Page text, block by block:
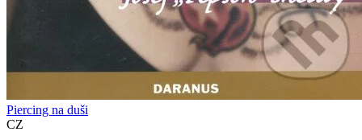
Piercing na duši
CZ